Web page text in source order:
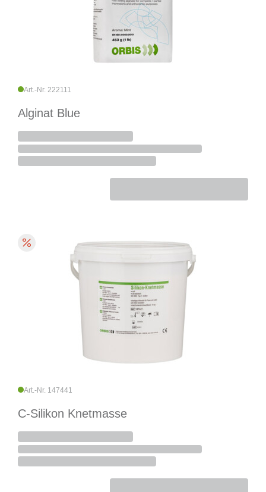
Art.-Nr. 222111
Alginat Blue
Art.-Nr. 147441
C-Silikon Knetmasse